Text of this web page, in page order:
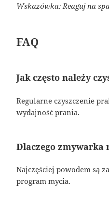
Wskazówka: Reaguj na
FAQ
Jak często należy
Regularne czyszczenie
wydajność prania.
Dlaczego zmywarka
Najczęściej powodem są
program mycia.